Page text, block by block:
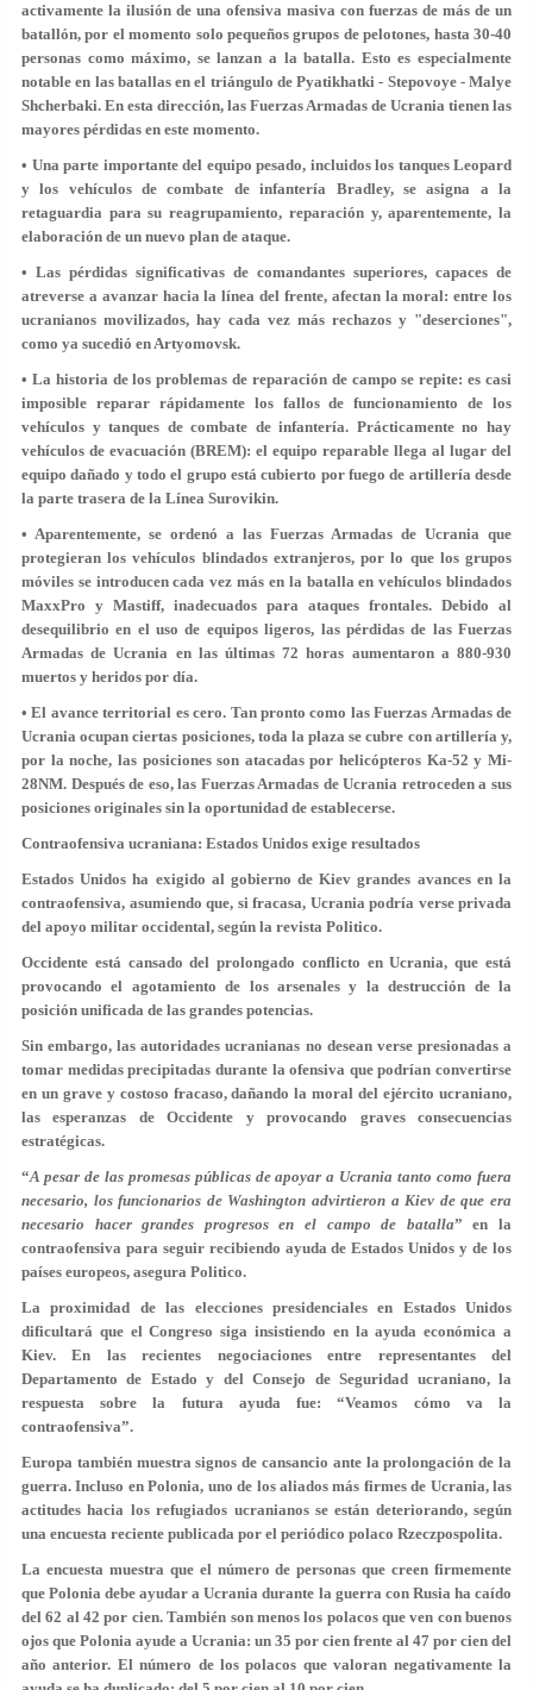
activamente la ilusión de una ofensiva masiva con fuerzas de más de un
batallón, por el momento solo pequeños grupos de pelotones, hasta 30-40
personas como máximo, se lanzan a la batalla. Esto es especialmente
notable en las batallas en el triángulo de Pyatikhatki - Stepovoye - Malye
Shcherbaki. En esta dirección, las Fuerzas Armadas de Ucrania tienen las
mayores pérdidas en este momento.
• Una parte importante del equipo pesado, incluidos los tanques Leopard
y los vehículos de combate de infantería Bradley, se asigna a la
retaguardia para su reagrupamiento, reparación y, aparentemente, la
elaboración de un nuevo plan de ataque.
• Las pérdidas significativas de comandantes superiores, capaces de
atreverse a avanzar hacia la línea del frente, afectan la moral: entre los
ucranianos movilizados, hay cada vez más rechazos y "deserciones",
como ya sucedió en Artyomovsk.
• La historia de los problemas de reparación de campo se repite: es casi
imposible reparar rápidamente los fallos de funcionamiento de los
vehículos y tanques de combate de infantería. Prácticamente no hay
vehículos de evacuación (BREM): el equipo reparable llega al lugar del
equipo dañado y todo el grupo está cubierto por fuego de artillería desde
la parte trasera de la Línea Surovikin.
• Aparentemente, se ordenó a las Fuerzas Armadas de Ucrania que
protegieran los vehículos blindados extranjeros, por lo que los grupos
móviles se introducen cada vez más en la batalla en vehículos blindados
MaxxPro y Mastiff, inadecuados para ataques frontales. Debido al
desequilibrio en el uso de equipos ligeros, las pérdidas de las Fuerzas
Armadas de Ucrania en las últimas 72 horas aumentaron a 880-930
muertos y heridos por día.
• El avance territorial es cero. Tan pronto como las Fuerzas Armadas de
Ucrania ocupan ciertas posiciones, toda la plaza se cubre con artillería y,
por la noche, las posiciones son atacadas por helicópteros Ka-52 y Mi-
28NM. Después de eso, las Fuerzas Armadas de Ucrania retroceden a sus
posiciones originales sin la oportunidad de establecerse.
Contraofensiva ucraniana: Estados Unidos exige resultados
Estados Unidos ha exigido al gobierno de Kiev grandes avances en la
contraofensiva, asumiendo que, si fracasa, Ucrania podría verse privada
del apoyo militar occidental, según la revista Politico.
Occidente está cansado del prolongado conflicto en Ucrania, que está
provocando el agotamiento de los arsenales y la destrucción de la
posición unificada de las grandes potencias.
Sin embargo, las autoridades ucranianas no desean verse presionadas a
tomar medidas precipitadas durante la ofensiva que podrían convertirse
en un grave y costoso fracaso, dañando la moral del ejército ucraniano,
las esperanzas de Occidente y provocando graves consecuencias
estratégicas.
“A pesar de las promesas públicas de apoyar a Ucrania tanto como fuera
necesario, los funcionarios de Washington advirtieron a Kiev de que era
necesario hacer grandes progresos en el campo de batalla” en la
contraofensiva para seguir recibiendo ayuda de Estados Unidos y de los
países europeos, asegura Politico.
La proximidad de las elecciones presidenciales en Estados Unidos
dificultará que el Congreso siga insistiendo en la ayuda económica a
Kiev. En las recientes negociaciones entre representantes del
Departamento de Estado y del Consejo de Seguridad ucraniano, la
respuesta sobre la futura ayuda fue: “Veamos cómo va la
contraofensiva”.
Europa también muestra signos de cansancio ante la prolongación de la
guerra. Incluso en Polonia, uno de los aliados más firmes de Ucrania, las
actitudes hacia los refugiados ucranianos se están deteriorando, según
una encuesta reciente publicada por el periódico polaco Rzeczpospolita.
La encuesta muestra que el número de personas que creen firmemente
que Polonia debe ayudar a Ucrania durante la guerra con Rusia ha caído
del 62 al 42 por cien. También son menos los polacos que ven con buenos
ojos que Polonia ayude a Ucrania: un 35 por cien frente al 47 por cien del
año anterior. El número de los polacos que valoran negativamente la